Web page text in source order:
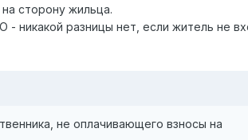
сторону жильца.
никакой разницы нет, если житель не
не оплачивающего взносы на